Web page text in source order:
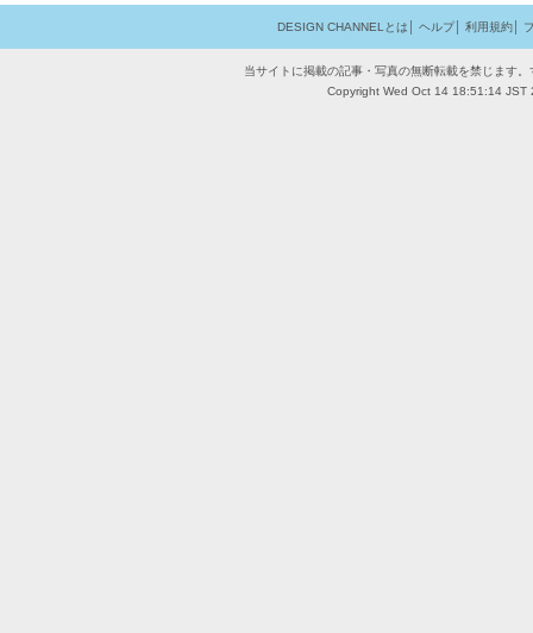
DESIGN CHANNELとは ヘルプ│ 利用規約│
当サイトに掲載の記事・写真の無断転載を禁じます
Copyright Wed Oct 14 18:51:14 JST